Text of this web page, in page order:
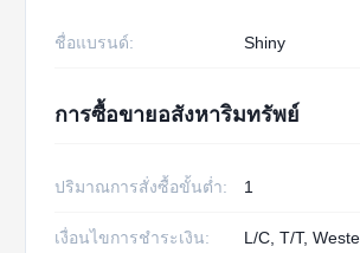
ชื่อแบรนด์: Shiny
การซื้อขายอสังหาริมทรัพย์
ปริมาณการสั่งซื้อขั้นต่ำ: 1
เงื่อนไขการชำระเงิน:
L/C, T/T,